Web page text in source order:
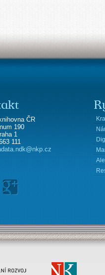
ČR
190
1
111